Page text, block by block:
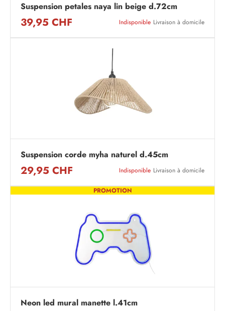
Suspension petales naya lin beige d.72cm
39,95 CHF Indisponible Livraison à domicile
Suspension corde myha naturel d.45cm
29,95 CHF Indisponible Livraison à domicile
PROMOTION
Neon led mural manette l.41cm